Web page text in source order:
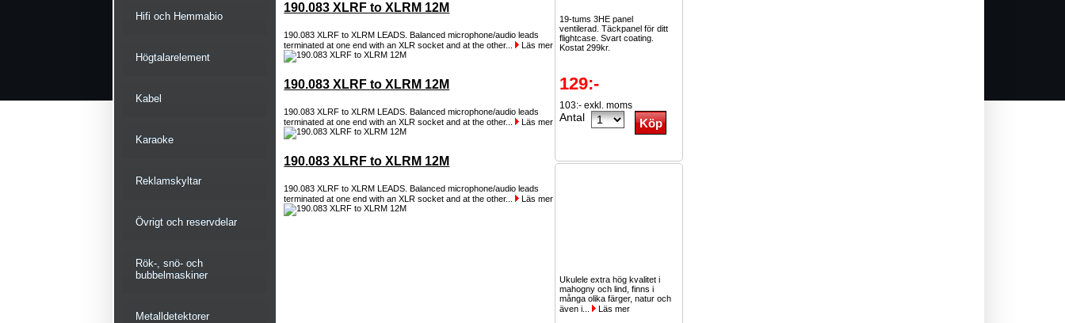
Hifi och Hemmabio
Högtalarelement
Kabel
Karaoke
Reklamskyltar
Övrigt och reservdelar
Rök-, snö- och
bubbelmaskiner
Metalldetektorer
190.083 XLRF to XLRM 12M
190.083 XLRF to XLRM LEADS. Balanced microphone/audio leads
terminated at one end with an XLR socket and at the other...
Läs mer
190.083 XLRF to XLRM 12M
190.083 XLRF to XLRM LEADS. Balanced microphone/audio leads
terminated at one end with an XLR socket and at the other...
Läs mer
190.083 XLRF to XLRM 12M
190.083 XLRF to XLRM LEADS. Balanced microphone/audio leads
terminated at one end with an XLR socket and at the other...
Läs mer
19-tums 3HE panel
ventilerad. Täckpanel för ditt
flightcase. Svart coating.
Kostat 299kr.
129:-
103:- exkl. moms
Antal
Ukulele extra hög kvalitet i
mahogny och lind, finns i
många olika färger, natur och
även i...
Läs mer